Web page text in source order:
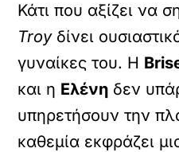
Κάτι που αξίζει να
Troyδίνει
γυναίκες του. Η
και η Ελένη δεν
υπηρετήσουν την
καθεμία εκφράζει